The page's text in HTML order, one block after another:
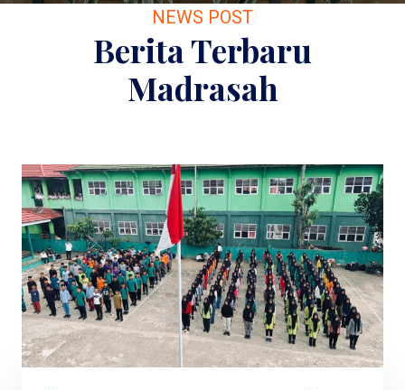
NEWS POST
Berita Terbaru
Madrasah